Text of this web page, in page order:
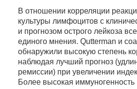
В отношении корреляции
культуры лимфоцитов с
и прогнозом острого лейкоза
единого мнения. Qutterman и
обнаружили высокую степень
наблюдая лучший прогноз
ремиссии) при увеличении
Более высокая